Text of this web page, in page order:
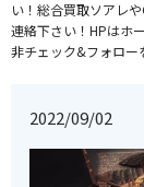
い！総合買取ソアレ
連絡下さい！HPはホ
非チェック&フォロー
2022/09/02